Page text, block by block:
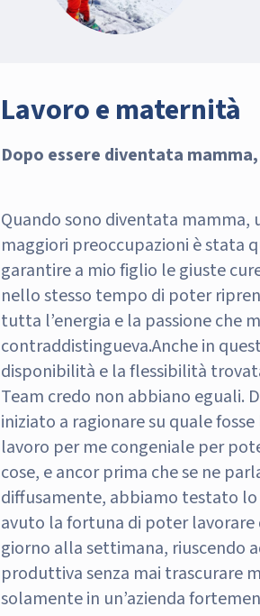
Lavoro e maternità
Dopo essere diventata
Quando sono diventata mamma,
maggiori preoccupazioni è stata
garantire a mio figlio le giuste
nello stesso tempo di poter
tutta l’energia e la passione che
contraddistingueva.Anche in
disponibilità e la flessibilità
Team credo non abbiano eguali.
iniziato a ragionare su quale
lavoro per me congeniale per
cose, e ancor prima che se ne
diffusamente, abbiamo testato
avuto la fortuna di poter lavorare
giorno alla settimana, riuscendo
produttiva senza mai trascurare
solamente in un’azienda